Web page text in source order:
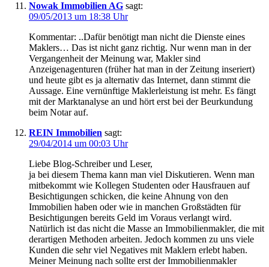
Nowak Immobilien AG sagt:
09/05/2013 um 18:38 Uhr
Kommentar: ..Dafür benötigt man nicht die Dienste eines
Maklers… Das ist nicht ganz richtig. Nur wenn man in der
Vergangenheit der Meinung war, Makler sind
Anzeigenagenturen (früher hat man in der Zeitung inseriert)
und heute gibt es ja alternativ das Internet, dann stimmt die
Aussage. Eine vernünftige Maklerleistung ist mehr. Es fängt
mit der Marktanalyse an und hört erst bei der Beurkundung
beim Notar auf.
REIN Immobilien sagt:
29/04/2014 um 00:03 Uhr
Liebe Blog-Schreiber und Leser,
ja bei diesem Thema kann man viel Diskutieren. Wenn man
mitbekommt wie Kollegen Studenten oder Hausfrauen auf
Besichtigungen schicken, die keine Ahnung von den
Immobilien haben oder wie in manchen Großstädten für
Besichtigungen bereits Geld im Voraus verlangt wird.
Natürlich ist das nicht die Masse an Immobilienmakler, die mit
derartigen Methoden arbeiten. Jedoch kommen zu uns viele
Kunden die sehr viel Negatives mit Maklern erlebt haben.
Meiner Meinung nach sollte erst der Immobilienmakler